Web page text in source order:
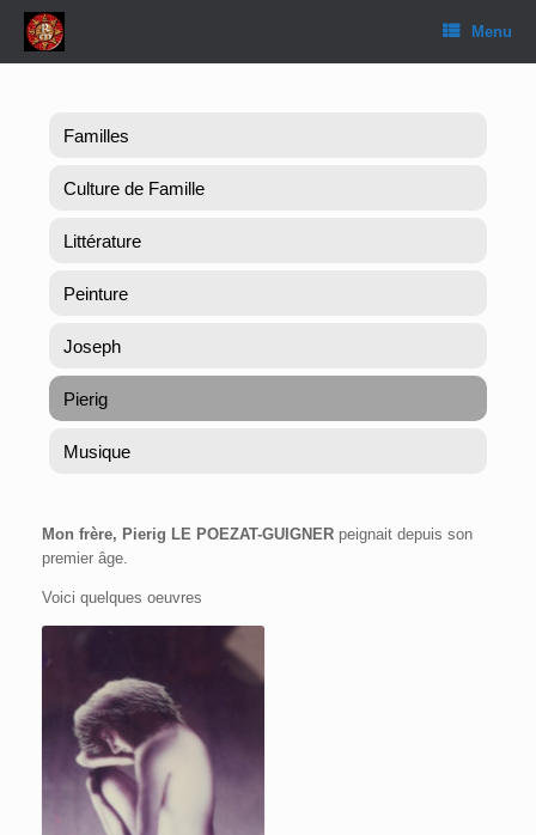
Skip
content
Menu
Familles
Culture de Famille
Littérature
Peinture
Joseph
Pierig
Musique
Mon frère, Pierig LE POEZAT-GUIGNER peignait depuis son
premier âge.
Voici quelques oeuvres